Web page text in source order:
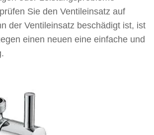
Sie den Ventileinsatz auf
der Ventileinsatz beschädigt ist, ist
einen neuen eine einfache und